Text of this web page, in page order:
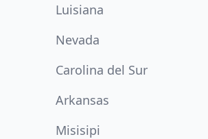
Luisiana
Nevada
Carolina del Sur
Arkansas
Misisipi